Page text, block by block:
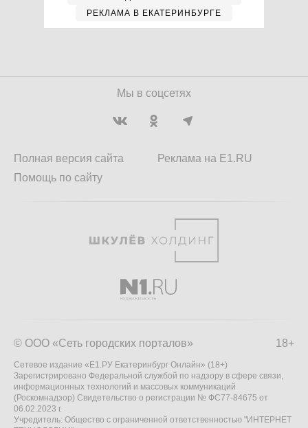
РЕКЛАМА В ЕКАТЕРИНБУРГЕ
Мы в соцсетях
Полная версия сайта
Помощь по сайту
Реклама на E1.RU
18+
© ООО «Сеть городских порталов»
Сетевое издание «Е1.РУ Екатеринбург Онлайн» (18+)
Зарегистрировано Федеральной службой по надзору в сфере связи,
информационных технологий и массовых коммуникаций
(Роскомнадзор) Свидетельство о регистрации № ФС77-84675 от
06.02.2023 г.
Учредитель: Общество с ограниченной ответственностью "ИНТЕРНЕТ